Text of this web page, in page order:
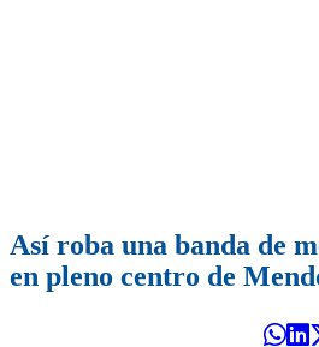
Así roba una banda de
en pleno centro de